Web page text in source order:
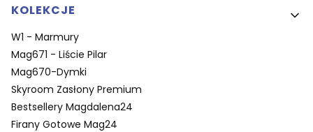
KOLEKCJE
W1 - Marmury
Mag671 - Liście Pilar
Mag670-Dymki
Skyroom Zasłony Premium
Bestsellery Magdalena24
Firany Gotowe Mag24